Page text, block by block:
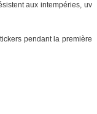
aux intempéries, uv
pendant la première